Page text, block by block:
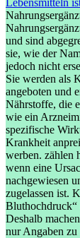
und sind
sie, wie der
jedoch nicht
Sie werden als
angeboten und
Nährstoffe, die
wie ein
spezifische
Krankheit
werben. zählen
wenn eine
nachgewiesen
zugelassen ist.
Bluthochdruck“
Deshalb
nur Angaben zu